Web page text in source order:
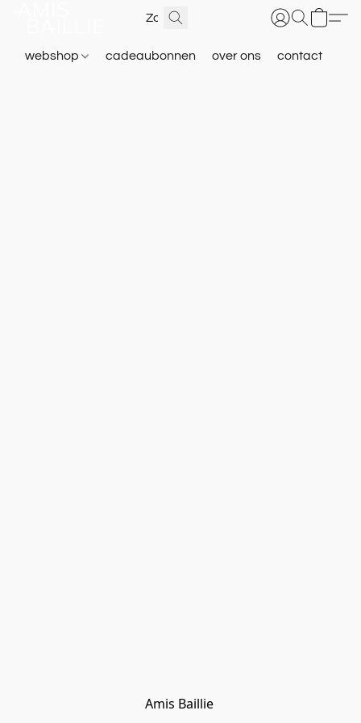
webshop cadeaubonnen over ons contact
Amis Baillie